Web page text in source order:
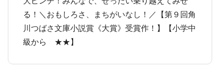
る！＼おもしろさ、まちがいなし！／【第９回角
川つばさ文庫小説賞《大賞》受賞作！】【小学中
級から ★★】